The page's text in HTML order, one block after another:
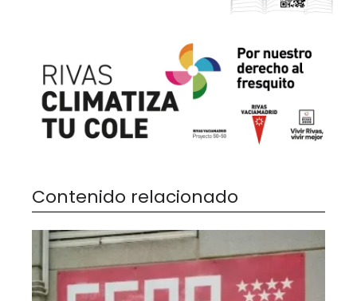
Contenido relacionado